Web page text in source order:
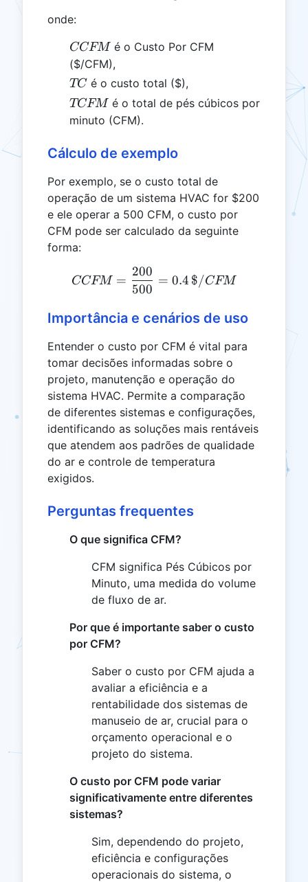
onde:
CCFM
CCFM é o Custo Por CFM
($/CFM),
TC
TC é o custo total ($),
TCFM
TCFM é o total de pés cúbicos por
minuto (CFM).
Cálculo de exemplo
Por exemplo, se o custo total de
operação de um sistema HVAC for $200
e ele operar a 500 CFM, o custo por
CFM pode ser calculado da seguinte
forma:
CCFM =
CCFM =
500
200
= 0.4 $/CFM
Importância e cenários de uso
Entender o custo por CFM é vital para
tomar decisões informadas sobre o
projeto, manutenção e operação do
sistema HVAC. Permite a comparação
de diferentes sistemas e configurações,
identificando as soluções mais rentáveis
que atendem aos padrões de qualidade
do ar e controle de temperatura
exigidos.
Perguntas frequentes
O que significa CFM?
CFM significa Pés Cúbicos por
Minuto, uma medida do volume
de fluxo de ar.
Por que é importante saber o custo
por CFM?
Saber o custo por CFM ajuda a
avaliar a eficiência e a
rentabilidade dos sistemas de
manuseio de ar, crucial para o
orçamento operacional e o
projeto do sistema.
O custo por CFM pode variar
significativamente entre diferentes
sistemas?
Sim, dependendo do projeto,
eficiência e configurações
operacionais do sistema, o